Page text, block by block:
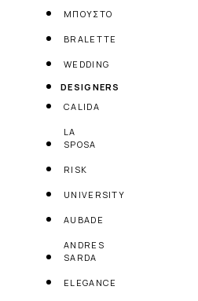
ΜΠΟΥΣΤΟ
BRALETTE
WEDDING
DESIGNERS
CALIDA
LA
SPOSA
RISK
UNIVERSITY
AUBADE
ANDRES
SARDA
ELEGANCE